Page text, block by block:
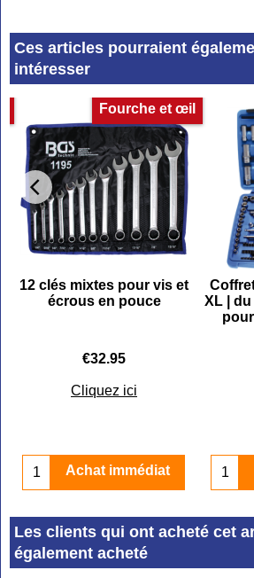
Ces articles pourraient
intéresser
Fourche et œil
12 clés mixtes pour vis et
écrous en pouce
€32.95
Cliquez ici
Achat immédiat
XL | du
Les clients qui ont acheté cet
également acheté